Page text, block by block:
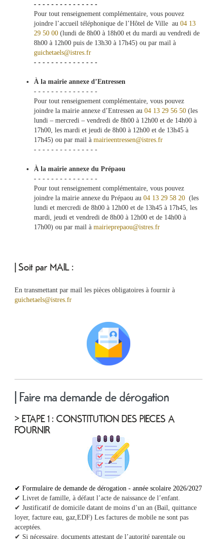
- - - - - - - - - - - - - - -
Pour tout renseignement complémentaire, vous pouvez
joindre l’accueil téléphonique de l’Hôtel de Ville au 04 13
29 50 00 (lundi de 8h00 à 18h00 et du mardi au vendredi de
8h00 à 12h00 puis de 13h30 à 17h45) ou par mail à
guichetaels@istres.fr
- - - - - - - - - - - - - - -
À la mairie annexe d’Entressen
- - - - - - - - - - - - - - -
Pour tout renseignement complémentaire, vous pouvez
joindre la mairie annexe d’Entressen au 04 13 29 56 50 (les
lundi – mercredi – vendredi de 8h00 à 12h00 et de 14h00 à
17h00, les mardi et jeudi de 8h00 à 12h00 et de 13h45 à
17h45) ou par mail à mairieentressen@istres.fr
- - - - - - - - - - - - - - -
À la mairie annexe du Prépaou
- - - - - - - - - - - - - - -
Pour tout renseignement complémentaire, vous pouvez
joindre la mairie annexe du Prépaou au 04 13 29 58 20 (les
lundi et mercredi de 8h00 à 12h00 et de 13h45 à 17h45, les
mardi, jeudi et vendredi de 8h00 à 12h00 et de 14h00 à
17h00) ou par mail à mairieprepaou@istres.fr
| Soit par MAIL :
En transmettant par mail les pièces obligatoires à fournir à
guichetaels@istres.fr
| Faire ma demande de dérogation
> ETAPE 1 : CONSTITUTION DES PIECES A
FOURNIR
✔ Formulaire de demande de dérogation - année scolaire 2026/2027
✔ Livret de famille, à défaut l’acte de naissance de l’enfant.
✔ Justificatif de domicile datant de moins d’un an (Bail, quittance
loyer, facture eau, gaz,EDF) Les factures de mobile ne sont pas
acceptées.
✔ Si nécessaire, documents attestant de l’autorité parentale ou